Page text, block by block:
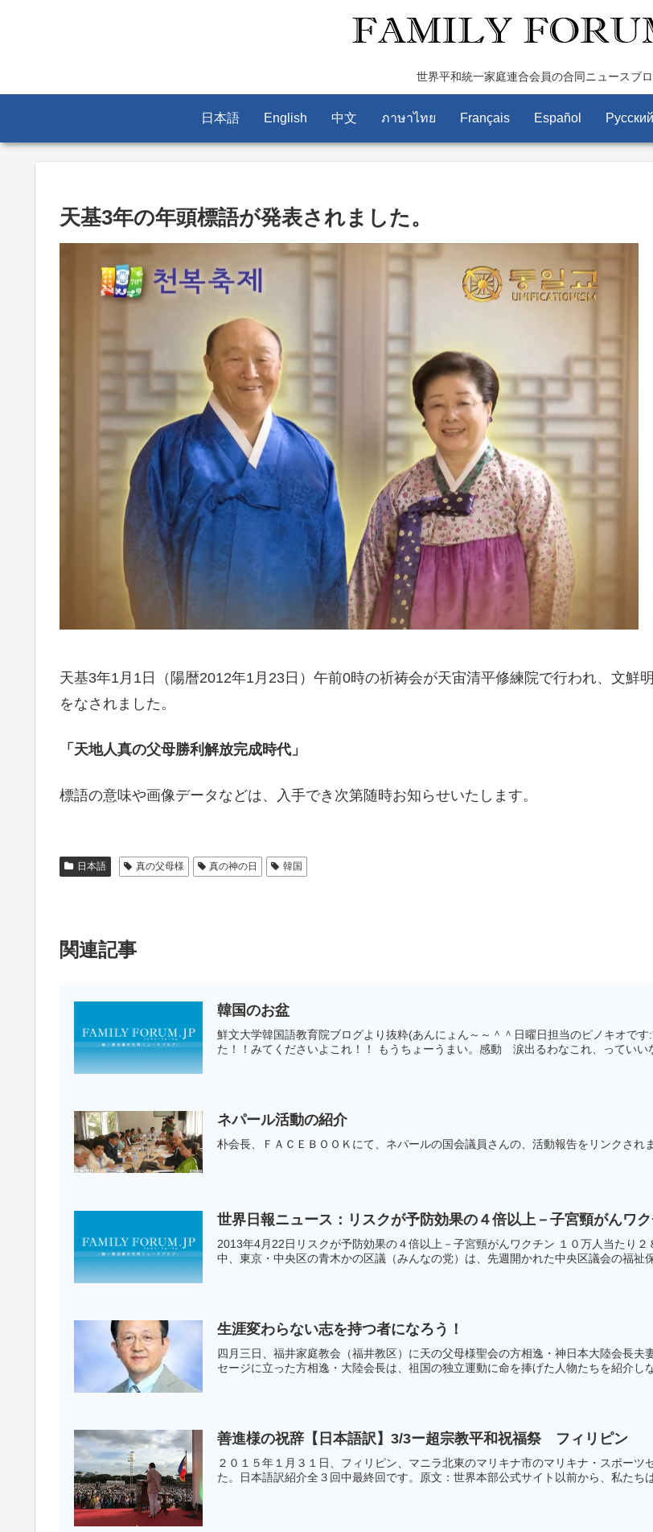
世界平和統一家庭連合会員の合同ニュースブ
日本語 English 中文 ภาษาไทย Français Español Pусский
天基3年の年頭標語が発表されました。
天基3年1月1日（陽暦2012年1月23日）午前0時の祈祷会が天宙清平修練院で行われ、文鮮
をなされました。
「天地人真の父母勝利解放完成時代」
標語の意味や画像データなどは、入手でき次第随時お知らせいたします。
日本語 真の父母様 真の神の日 韓国
関連記事
韓国のお盆
鮮文大学韓国語教育院ブログより抜粋(あんにょん～～＾＾日曜日担当のピノキオで
た！！みてくださいよこれ！！ もうちょーうまい。感動 涙出るわなこれ、っていい
ネパール活動の紹介
朴会長、ＦＡＣＥＢＯＯＫにて、ネパールの国会議員さんの、活動報告をリンクされ
世界日報ニュース：リスクが予防効果の４倍以上－子宮頸がんワ
2013年4月22日リスクが予防効果の４倍以上－子宮頸がんワクチン １０万人当たり
中、東京・中央区の青木かの区議（みんなの党）は、先週開かれた中央区議会の福祉
生涯変わらない志を持つ者になろう！
四月三日、福井家庭教会（福井教区）に天の父母様聖会の方相逸・神日本大陸会長
セージに立った方相逸・大陸会長は、祖国の独立運動に命を捧げた人物たちを紹介し
善進様の祝辞【日本語訳】3/3ー超宗教平和祝福祭 フィリピン
２０１５年１月３１日、フィリピン、マニラ北東のマリキナ市のマリキナ・スポー
た。日本語訳紹介全３回中最終回です。原文：世界本部公式サイト以前から、私たち